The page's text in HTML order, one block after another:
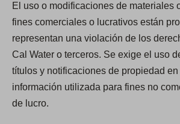
El uso o modificaciones de materiales
fines comerciales o lucrativos están
representan una violación de los
Cal Water o terceros. Se exige el uso
títulos y notificaciones de propiedad
información utilizada para fines no
de lucro.